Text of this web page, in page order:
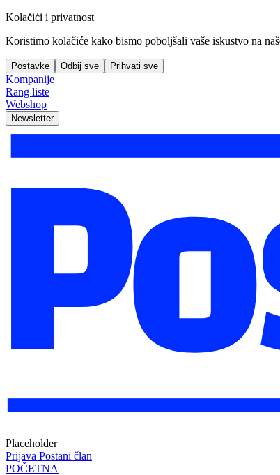
Kolačići i privatnost
Koristimo kolačiće kako bismo poboljšali vaše iskustvo na
Postavke Odbij sve Prihvati sve
Kompanije
Rang liste
Webshop
Newsletter
Placeholder
Prijava Postani član
POČETNA